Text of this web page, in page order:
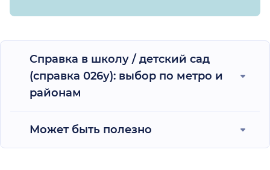
Справка в школу / детский сад
(справка 026у): выбор по метро и
районам
Может быть полезно